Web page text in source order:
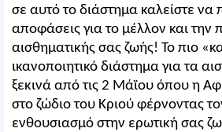
σε αυτό το διάστημα καλείστε να
αποφάσεις για το μέλλον και την
αισθηματικής σας ζωής! Το πιο
ικανοποιητικό διάστημα για τα
ξεκινά από τις 2 Μάϊου όπου η
στο ζώδιο του Κριού φέρνοντας
ενθουσιασμό στην ερωτική σας